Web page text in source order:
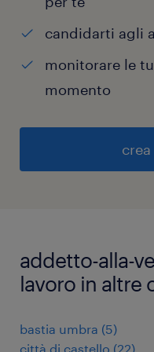
candidarti agli
monitorare le
momento
addetto-alla-
lavoro in altre
bastia umbra (5)
città di castello (22)